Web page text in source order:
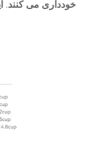
می کنند. این